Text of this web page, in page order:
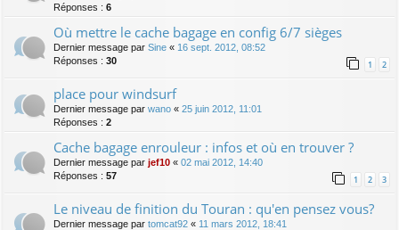
Réponses : 6
Où mettre le cache bagage en config 6/7 sièges
Dernier message par Sine « 16 sept. 2012, 08:52
Réponses : 30 1 2
place pour windsurf
Dernier message par wano « 25 juin 2012, 11:01
Réponses : 2
Cache bagage enrouleur : infos et où en trouver ?
Dernier message par jef10 « 02 mai 2012, 14:40
Réponses : 57 1 2 3
Le niveau de finition du Touran : qu'en pensez vous?
Dernier message par tomcat92 « 11 mars 2012, 18:41